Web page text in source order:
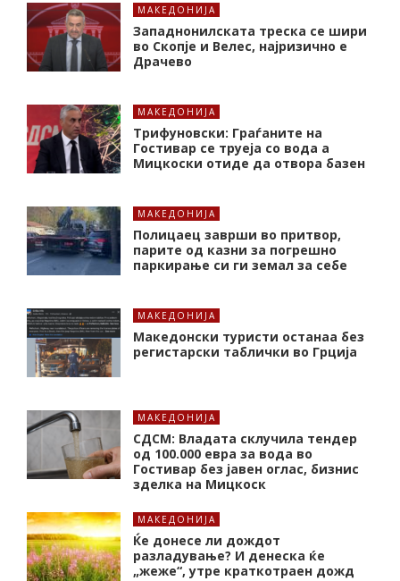
МАКЕДОНИЈА
Западнонилската треска се шири
во Скопје и Велес, најризично е
Драчево
МАКЕДОНИЈА
Трифуновски: Граѓаните на
Гостивар се труеја со вода а
Мицкоски отиде да отвора базен
МАКЕДОНИЈА
Полицаец заврши во притвор,
парите од казни за погрешно
паркирање си ги земал за себе
МАКЕДОНИЈА
Македонски туристи останаа без
регистарски таблички во Грција
МАКЕДОНИЈА
СДСМ: Владата склучила тендер
од 100.000 евра за вода во
Гостивар без јавен оглас, бизнис
зделка на Мицкоск
МАКЕДОНИЈА
Ќе донесе ли дождот
разладување? И денеска ќе
„жеже“, утре краткотраен дожд